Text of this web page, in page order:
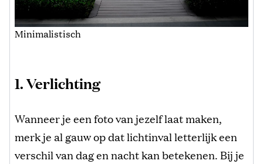
Minimalistisch
1. Verlichting
Wanneer je een foto van jezelf laat maken,
merk je al gauw op dat lichtinval letterlijk een
verschil van dag en nacht kan betekenen. Bij je